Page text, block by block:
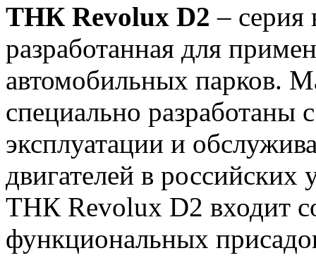
ТНК Revolux D2 – серия
разработанная для
автомобильных парков.
специально разработаны
эксплуатации и
двигателей в российских
ТНК Revolux D2 входит
функциональных